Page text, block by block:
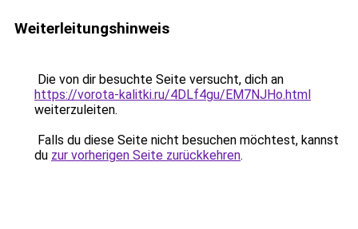
Weiterleitungshinweis
Die von dir besuchte Seite versucht, dich an
https://vorota-kalitki.ru/4DLf4gu/EM7NJHo.html
weiterzuleiten.
Falls du diese Seite nicht besuchen möchtest, kannst
du zur vorherigen Seite zurückkehren.